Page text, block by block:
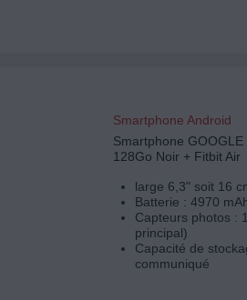
Smartphone Android
Smartphone
128Go Noir + Fitbit Air
large 6,3" soit 16
Batterie : 4970
Capteurs photos :
principal)
Capacité de
communiqué